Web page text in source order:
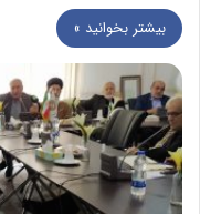
بیشتر بخوانید »